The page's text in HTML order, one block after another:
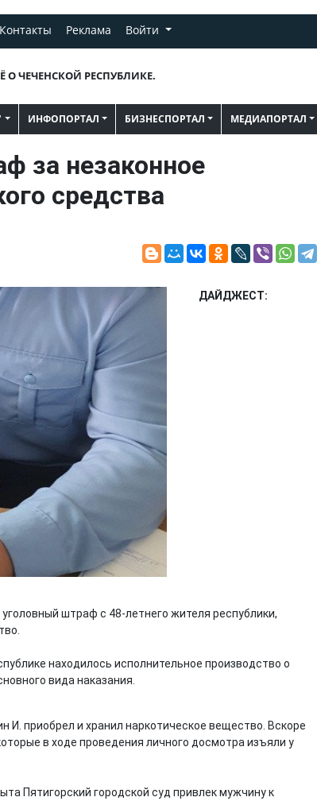
Контакты Реклама Войти
О ЧЕЧЕНСКОЙ РЕСПУБЛИКЕ.
ИНФОПОРТАЛ БИЗНЕСПОРТАЛ МЕДИАПОРТАЛ
за незаконное
средства
ДАЙДЖЕСТ:
штраф с 48-летнего жителя республики,
находилось исполнительное производство о
вида наказания.
И. приобрел и хранил наркотическое вещество. Вскоре
в ходе проведения личного досмотра изъяли у
Пятигорский городской суд привлек мужчину к